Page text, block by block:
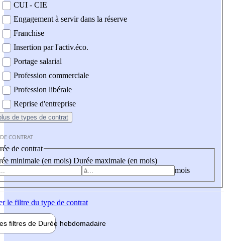
CUI - CIE
Engagement à servir dans la réserve
Franchise
Insertion par l'activ.éco.
Portage salarial
Profession commerciale
Profession libérale
Reprise d'entreprise
de types de contrat
CONTRAT
de contrat
minimale (en mois) Durée maximale (en mois)
mois
le filtre du type de contrat
filtres de Durée hebdomadaire